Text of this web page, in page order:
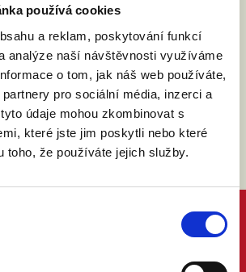
používá cookies
a reklam, poskytování funkcí
analýze naší návštěvnosti využíváme
o tom, jak náš web používáte,
pro sociální média, inzerci a
údaje mohou zkombinovat s
které jste jim poskytli nebo které
toho, že používáte jejich služby.
osobních údajů podle
2000 Sb. Přečíst